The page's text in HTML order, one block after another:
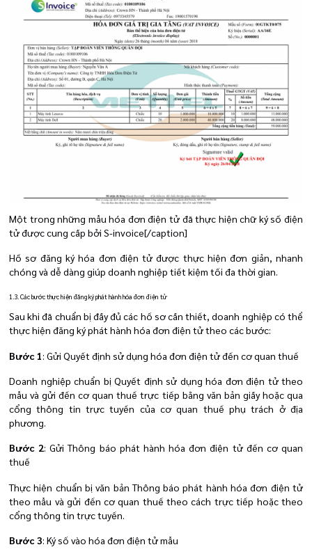
Một trong những mẫu hóa đơn điện tử đã thực hiện chữ ký số điện
tử được cung cấp bởi S-invoice[/caption]
Hồ sơ đăng ký hóa đơn điện tử được thực hiện đơn giản, nhanh
chóng và dễ dàng giúp doanh nghiệp tiết kiệm tối đa thời gian.
1.3. Các bước thực hiện đăng ký phát hành hóa đơn điện tử
Sau khi đã chuẩn bị đầy đủ các hồ sơ cần thiết, doanh nghiệp có thể
thực hiện đăng ký phát hành hóa đơn điện tử theo các bước:
Bước 1: Gửi Quyết định sử dụng hóa đơn điện tử đến cơ quan thuế
Doanh nghiệp chuẩn bị Quyết định sử dụng hóa đơn điện tử theo
mẫu và gửi đến cơ quan thuế trực tiếp bằng văn bản giấy hoặc qua
cổng thông tin trực tuyến của cơ quan thuế phụ trách ở địa
phương.
Bước 2: Gửi Thông báo phát hành hóa đơn điện tử đến cơ quan
thuế
Thực hiện chuẩn bị văn bản Thông báo phát hành hóa đơn điện tử
theo mẫu và gửi đến cơ quan thuế theo cách trực tiếp hoặc theo
cổng thông tin trực tuyến.
Bước 3: Ký số vào hóa đơn điện tử mẫu